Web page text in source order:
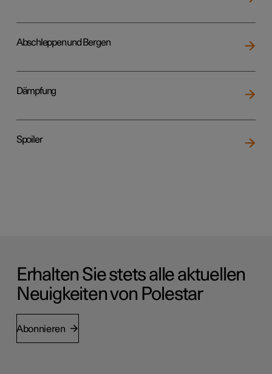
Abschleppen und Bergen
Dämpfung
Spoiler
Erhalten Sie stets alle aktuellen
Neuigkeiten von Polestar
Abonnieren